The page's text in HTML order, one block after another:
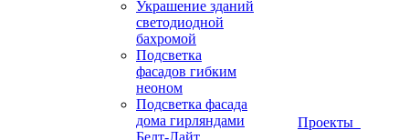
Украшение зданий
светодиодной
бахромой
Подсветка
фасадов гибким
неоном
Подсветка фасада
дома гирляндами
Белт-Лайт
Проекты